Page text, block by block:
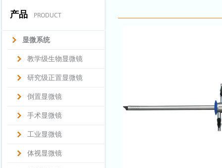
产品 PRODUCT
显微系统
教学级生物显微镜
研究级正置显微镜
倒置显微镜
手术显微镜
工业显微镜
体视显微镜